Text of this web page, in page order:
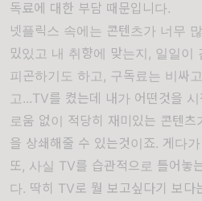
독료에 대한 부담 때문입니다.
넷플릭스 속에는 콘텐츠가 너무
밌있고 내 취향에 맞는지, 일일이
피곤하기도 하고, 구독료는 비싸
고...TV를 켰는데 내가 어떤것을
로움 없이 적당히 재미있는 콘텐
을 상쇄해줄 수 있는것이죠. 게다
또, 사실 TV를 습관적으로 틀어놓
다. 딱히 TV로 뭘 보고싶다기 보다